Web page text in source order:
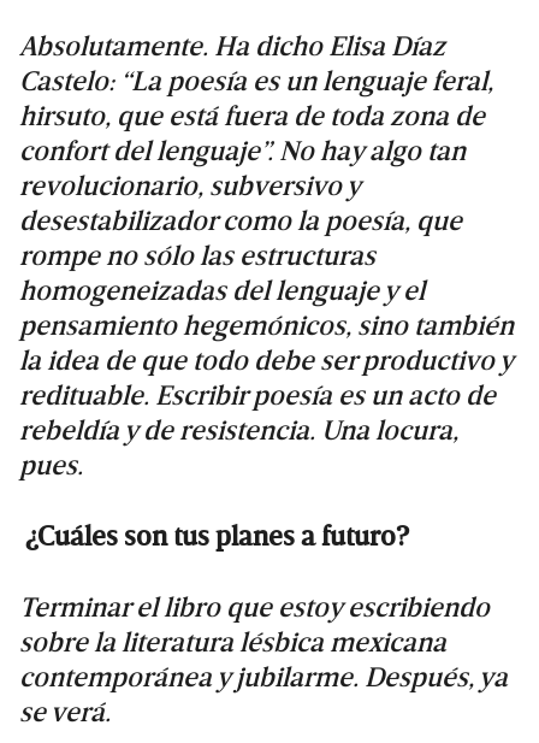
Absolutamente. Ha dicho Elisa Díaz
Castelo: “La poesía es un lenguaje feral,
hirsuto, que está fuera de toda zona de
confort del lenguaje”. No hay algo tan
revolucionario, subversivo y
desestabilizador como la poesía, que
rompe no sólo las estructuras
homogeneizadas del lenguaje y el
pensamiento hegemónicos, sino también
la idea de que todo debe ser productivo y
redituable. Escribir poesía es un acto de
rebeldía y de resistencia. Una locura,
pues.
¿Cuáles son tus planes a futuro?
Terminar el libro que estoy escribiendo
sobre la literatura lésbica mexicana
contemporánea y jubilarme. Después, ya
se verá.